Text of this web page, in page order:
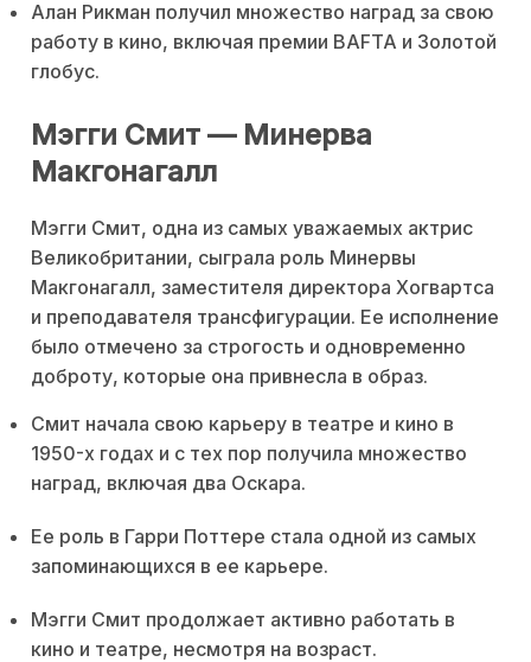
Алан Рикман получил множество наград за свою
работу в кино, включая премии BAFTA и Золотой
глобус.
Мэгги Смит — Минерва
Макгонагалл
Мэгги Смит, одна из самых уважаемых актрис
Великобритании, сыграла роль Минервы
Макгонагалл, заместителя директора Хогвартса
и преподавателя трансфигурации. Ее исполнение
было отмечено за строгость и одновременно
доброту, которые она привнесла в образ.
Смит начала свою карьеру в театре и кино в
1950-х годах и с тех пор получила множество
наград, включая два Оскара.
Ее роль в Гарри Поттере стала одной из самых
запоминающихся в ее карьере.
Мэгги Смит продолжает активно работать в
кино и театре, несмотря на возраст.